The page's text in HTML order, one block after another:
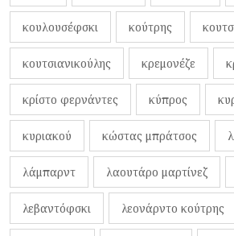
κουλουσέφσκι κούτρης
κουτσιανικούλης κρεμονέζε
κρίστο φερνάντες κύπρος
κυριακού κώστας μπράτσος
λάμπαρντ λαουτάρο μαρτίνεζ
λεβαντόφσκι λεονάρντο κούτρης